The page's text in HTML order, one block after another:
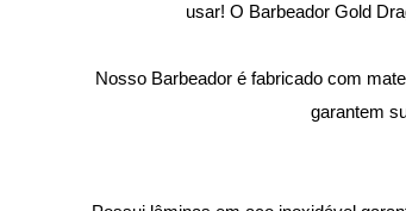
usar! O Barbeador Gold
Nosso Barbeador é fabricado com
garantem